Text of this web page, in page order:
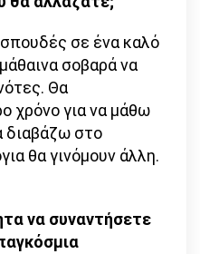
σε ένα καλό
σοβαρά να
Θα
χρόνο για να μάθω
διαβάζω στο
θα γινόμουν άλλη.
να συναντήσετε